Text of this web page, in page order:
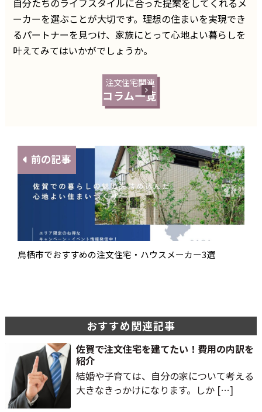
自分たちのライフスタイルに合った提案をしてくれるメ
ーカーを選ぶことが大切です。理想の住まいを実現でき
るパートナーを見つけ、家族にとって心地よい暮らしを
叶えてみてはいかがでしょうか。
注文住宅関連
コラム一覧
前の記事
鳥栖市でおすすめの注文住宅・ハウスメーカー3選
おすすめ関連記事
佐賀で注文住宅を建てたい！費用の内訳を
紹介
結婚や子育ては、自分の家について考える
大きなきっかけになります。しか […]